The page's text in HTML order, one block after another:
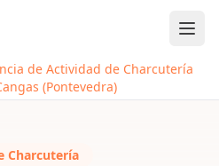
de Actividad de Charcutería
(Pontevedra)
Charcutería